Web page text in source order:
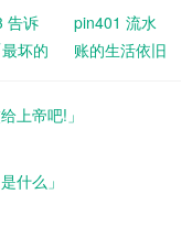
告诉
坏的
pin401 流水
账的生活依旧
上帝吧!」
什么」